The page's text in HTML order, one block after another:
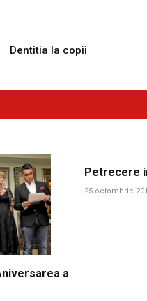
Dentitia la copii
a
Petrecere
25 octombrie